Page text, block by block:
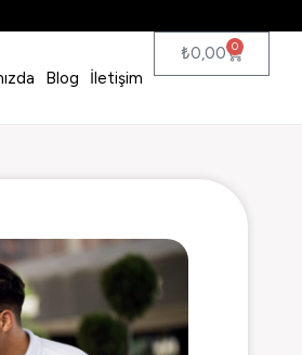
Blog İletişim
₺0,00 0